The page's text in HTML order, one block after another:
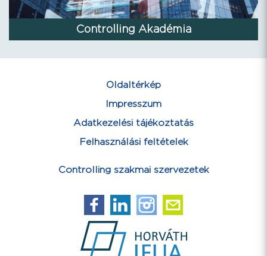
Controlling Akadémia
Oldaltérkép
Impresszum
Adatkezelési tájékoztatás
Felhasználási feltételek
Controlling szakmai szervezetek